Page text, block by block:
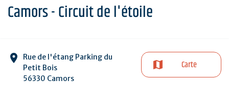
Camors - Circuit de l'étoile
Rue de l'étang Parking du
Petit Bois
56330 Camors
Carte